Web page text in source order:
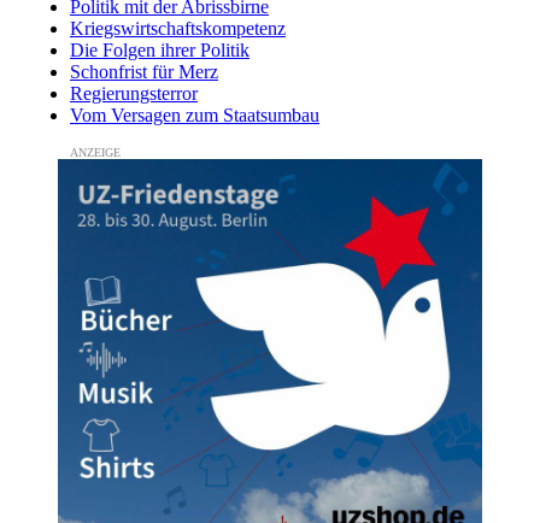
Politik mit der Abrissbirne
Kriegswirtschaftskompetenz
Die Folgen ihrer Politik
Schonfrist für Merz
Regierungsterror
Vom Versagen zum Staatsumbau